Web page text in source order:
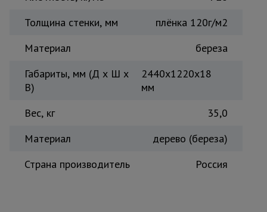
Толщина стенки, мм
плёнка 120г/м2
Материал
береза
Габариты, мм (Д х Ш х
В)
2440х1220х18
мм
Вес, кг
35,0
Материал
дерево (береза)
Страна производитель
Россия